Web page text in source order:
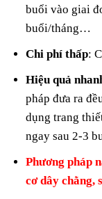
buổi vào giai
buổi/tháng…
Chi phí thấp:
Hiệu quả
pháp đưa ra
dụng trang
ngay sau 2-3
Phương pháp
cơ dây chằng,